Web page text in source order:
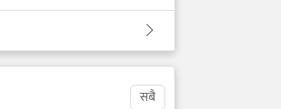
खाद्य स्वच्छता र गुणस्तर
नियमन: मन्त्रालय परिवर्तन
सबै